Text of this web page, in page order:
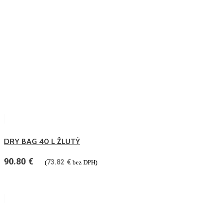
DRY BAG 40 L ŽLUTÝ
90.80 € (73.82 € bez DPH)